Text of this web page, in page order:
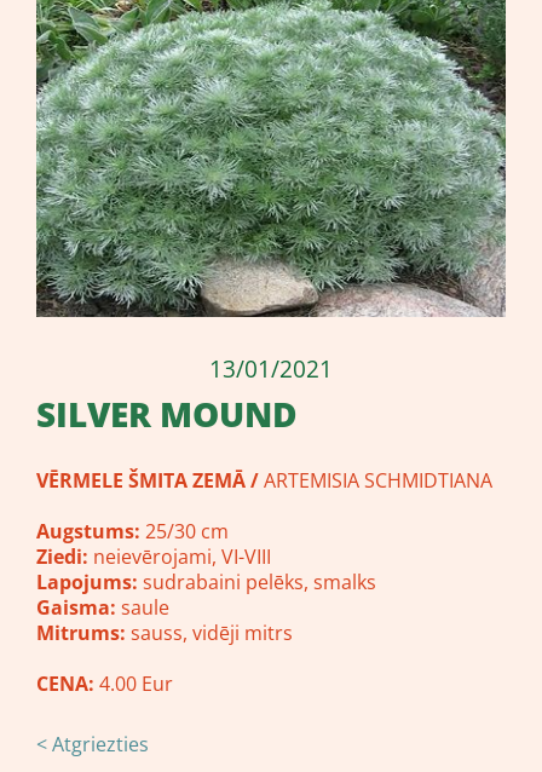
13/01/2021
SILVER MOUND
VĒRMELE ŠMITA ZEMĀ /ARTEMISIA SCHMIDTIANA
Augstums: 25/30 cm
Ziedi: neievērojami, VI-VIII
Lapojums: sudrabaini pelēks, smalks
Gaisma: saule
Mitrums: sauss, vidēji mitrs
CENA: 4.00 Eur
< Atgriezties